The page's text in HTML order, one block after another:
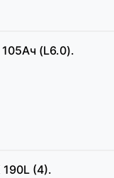
105Ач (L6.0).
190L (4).